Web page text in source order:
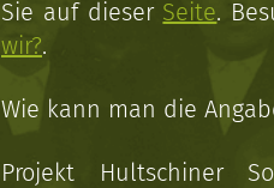
Sie auf dieser Seite.
wir?.
Wie kann man die
Projekt Hultschiner